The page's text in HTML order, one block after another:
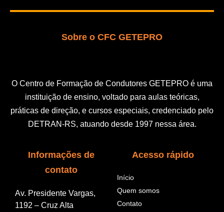
Sobre o CFC GETEPRO
O Centro de Formação de Condutores GETEPRO é uma
instituição de ensino, voltado para aulas teóricas,
práticas de direção, e cursos especiais, credenciado pelo
DETRAN-RS, atuando desde 1997 nessa área.
Informações de
contato
Av. Presidente Vargas,
1192 – Cruz Alta
Acesso rápido
Início
Quem somos
Contato